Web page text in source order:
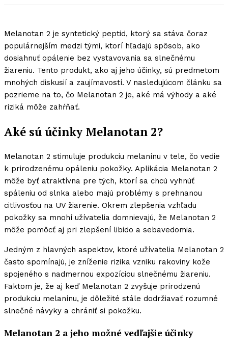
Melanotan 2 je syntetický peptid, ktorý sa stáva čoraz
populárnejším medzi tými, ktorí hľadajú spôsob, ako
dosiahnuť opálenie bez vystavovania sa slnečnému
žiareniu. Tento produkt, ako aj jeho účinky, sú predmetom
mnohých diskusií a zaujímavostí. V nasledujúcom článku sa
pozrieme na to, čo Melanotan 2 je, aké má výhody a aké
riziká môže zahŕňať.
Aké sú účinky Melanotan 2?
Melanotan 2 stimuluje produkciu melanínu v tele, čo vedie
k prirodzenému opáleniu pokožky. Aplikácia Melanotan 2
môže byť atraktívna pre tých, ktorí sa chcú vyhnúť
spáleniu od slnka alebo majú problémy s prehnanou
citlivosťou na UV žiarenie. Okrem zlepšenia vzhľadu
pokožky sa mnohí užívatelia domnievajú, že Melanotan 2
môže pomôcť aj pri zlepšení libido a sebavedomia.
Jedným z hlavných aspektov, ktoré užívatelia Melanotan 2
často spomínajú, je zníženie rizika vzniku rakoviny kože
spojeného s nadmernou expozíciou slnečnému žiareniu.
Faktom je, že aj keď Melanotan 2 zvyšuje prirodzenú
produkciu melanínu, je dôležité stále dodržiavať rozumné
slnečné návyky a chrániť si pokožku.
Melanotan 2 a jeho možné vedľajšie účinky